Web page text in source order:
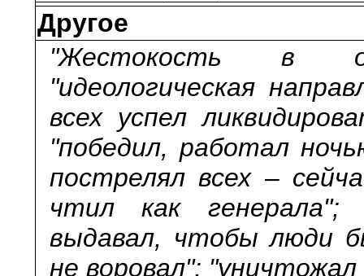
Другое
"Жестокость в
"идеологическая
всех успел
"победил, работал
пострелял всех –
чтил как генерала";
выдавал, чтобы люди
не воровал"; "уничтожал